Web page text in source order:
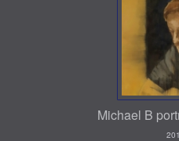
Michael B